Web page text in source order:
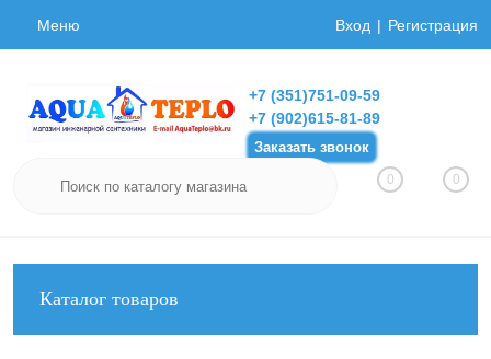
Меню Вход Регистрация
+7 (351)751-09-59
+7 (902)615-81-89
Заказать звонок
0 0
Каталог товаров